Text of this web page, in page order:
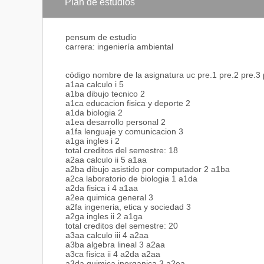
metalúrgicas, cementeras, hidráulicas, de la
otros Ministerios e Institutos Autónomos.
7. Gerente de las empresas hidrológicas
Plan de estudios
pensum de estudio
carrera: ingeniería ambiental
código nombre de la asignatura uc pre.1 pre.2 pre.3
a1aa calculo i 5
a1ba dibujo tecnico 2
a1ca educacion fisica y deporte 2
a1da biologia 2
a1ea desarrollo personal 2
a1fa lenguaje y comunicacion 3
a1ga ingles i 2
total creditos del semestre: 18
a2aa calculo ii 5 a1aa
a2ba dibujo asistido por computador 2 a1ba
a2ca laboratorio de biologia 1 a1da
a2da fisica i 4 a1aa
a2ea quimica general 3
a2fa ingeneria, etica y sociedad 3
a2ga ingles ii 2 a1ga
total creditos del semestre: 20
a3aa calculo iii 4 a2aa
a3ba algebra lineal 3 a2aa
a3ca fisica ii 4 a2da a2aa